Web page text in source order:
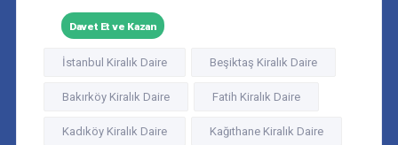
Davet Et ve Kazan
İstanbul Kiralık Daire Beşiktaş Kiralık Daire
Bakırköy Kiralık Daire Fatih Kiralık Daire
Kadıköy Kiralık Daire Kağıthane Kiralık Daire